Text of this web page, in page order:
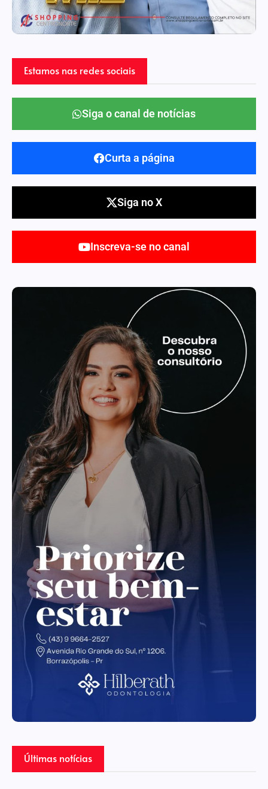
Estamos nas redes sociais
Siga o canal de notícias
Curta a página
Siga no X
Inscreva-se no canal
Últimas notícias